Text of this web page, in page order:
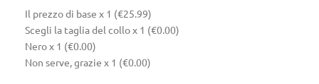
Il prezzo di base x 1 (€25.99)
Scegli la taglia del collox 1 (€0.00)
Nerox 1 (€0.00)
Non serve, grazie x 1 (€0.00)